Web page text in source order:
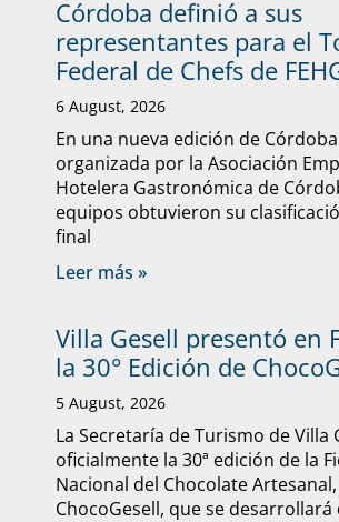
Córdoba definió a sus
representantes para el
Federal de Chefs de
6 August, 2026
En una nueva edición de
organizada por la Asociación
Hotelera Gastronómica de
equipos obtuvieron su
final
Leer más »
Villa Gesell presentó en
la 30° Edición de
5 August, 2026
La Secretaría de Turismo de Villa
oficialmente la 30ª edición de la
Nacional del Chocolate Artesanal,
ChocoGesell, que se